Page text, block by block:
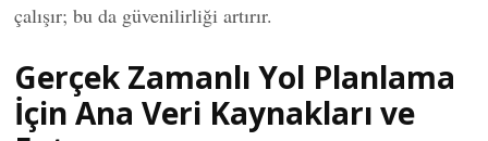
çalışır; bu da güvenilirliği artırır.
Gerçek Zamanlı Yol Planlama
İçin Ana Veri Kaynakları ve